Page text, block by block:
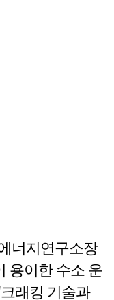
너지연구소장
용이한 수소 운
래킹 기술과